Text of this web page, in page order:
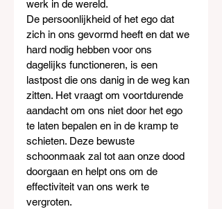
werk in de wereld.
De persoonlijkheid of het ego dat
zich in ons gevormd heeft en dat we
hard nodig hebben voor ons
dagelijks functioneren, is een
lastpost die ons danig in de weg kan
zitten. Het vraagt om voortdurende
aandacht om ons niet door het ego
te laten bepalen en in de kramp te
schieten. Deze bewuste
schoonmaak zal tot aan onze dood
doorgaan en helpt ons om de
effectiviteit van ons werk te
vergroten.